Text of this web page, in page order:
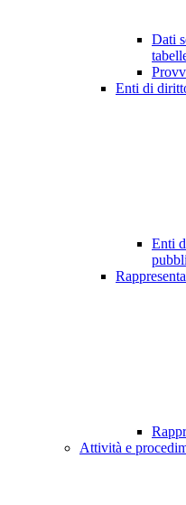
Dati
Enti di
Enti
Attività e